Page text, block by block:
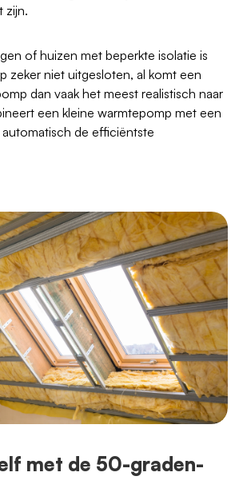
zijn.
of huizen met beperkte isolatie is
zeker niet uitgesloten, al komt een
dan vaak het meest realistisch naar
een kleine warmtepomp met een
automatisch de efficiëntste
met de 50-graden-